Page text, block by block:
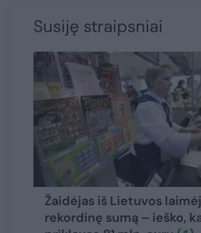
Susiję straipsniai
Žaidėjas iš Lietuvos
rekordinę sumą – ieško,